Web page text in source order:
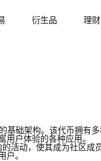
衍生品 理财
础架构。该代币拥有
户体验的各种应用。
活动，使其成为社区
户。